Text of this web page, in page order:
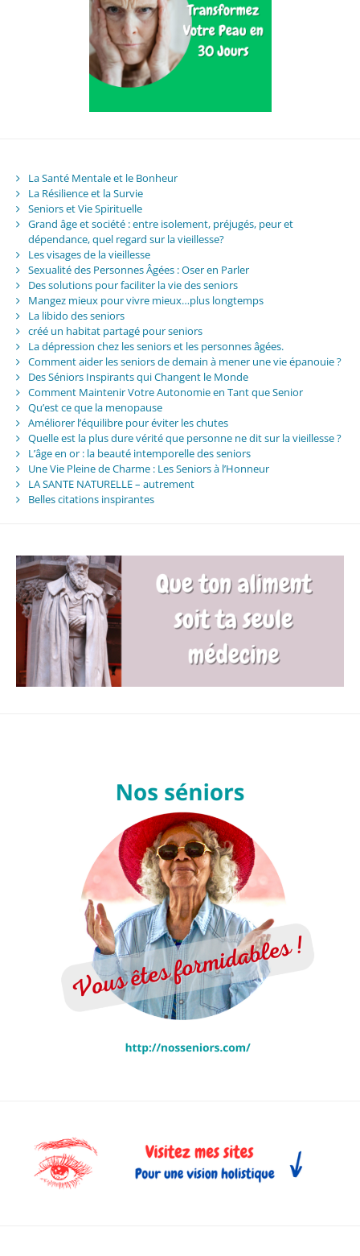
La Santé Mentale et le Bonheur
La Résilience et la Survie
Seniors et Vie Spirituelle
Grand âge et société : entre isolement, préjugés, peur et
dépendance, quel regard sur la vieillesse?
Les visages de la vieillesse
Sexualité des Personnes Âgées : Oser en Parler
Des solutions pour faciliter la vie des seniors
Mangez mieux pour vivre mieux…plus longtemps
La libido des seniors
créé un habitat partagé pour seniors
La dépression chez les seniors et les personnes âgées.
Comment aider les seniors de demain à mener une vie épanouie ?
Des Séniors Inspirants qui Changent le Monde
Comment Maintenir Votre Autonomie en Tant que Senior
Qu’est ce que la menopause
Améliorer l’équilibre pour éviter les chutes
Quelle est la plus dure vérité que personne ne dit sur la vieillesse ?
L’âge en or : la beauté intemporelle des seniors
Une Vie Pleine de Charme : Les Seniors à l’Honneur
LA SANTE NATURELLE – autrement
Belles citations inspirantes